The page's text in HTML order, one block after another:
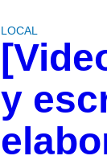
LOCAL
y